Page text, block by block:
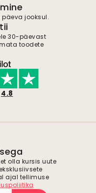
jooksul.
30-päevast
toodete
4.8
olla kursis uute
ajal tellimuse